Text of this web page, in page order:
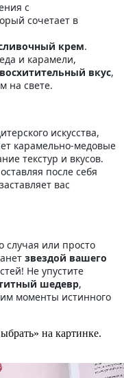
с
сочетает в
крем.
и карамели,
восхитительный вкус,
на свете.
искусства,
карамельно-медовые
текстур и вкусов.
после себя
вас
случая или просто
звездой вашего
Не упустите
шедевр,
моменты истинного
на картинке.